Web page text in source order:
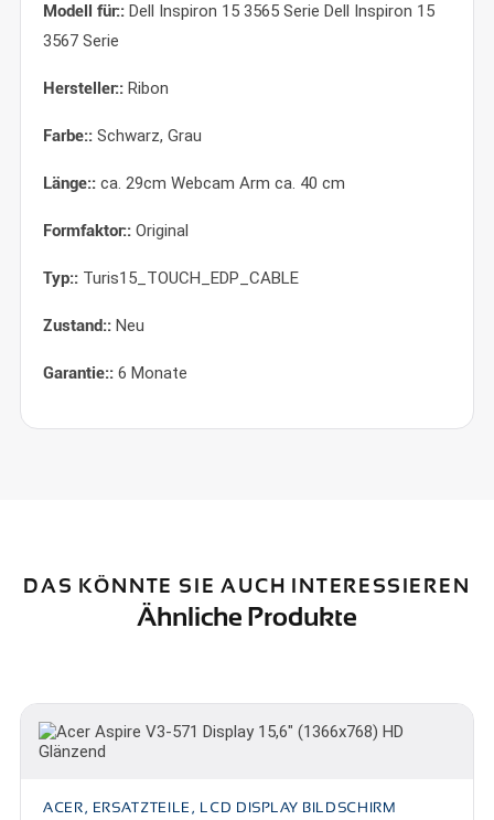
Modell für::Dell Inspiron 15 3565 Serie Dell Inspiron 15
3567 Serie
Hersteller::Ribon
Farbe::Schwarz, Grau
Länge::ca. 29cm Webcam Arm ca. 40 cm
Formfaktor::Original
Typ::Turis15_TOUCH_EDP_CABLE
Zustand::Neu
Garantie::6 Monate
DAS KÖNNTE SIE AUCH INTERESSIEREN
Ähnliche Produkte
ACER, ERSATZTEILE, LCD DISPLAY BILDSCHIRM